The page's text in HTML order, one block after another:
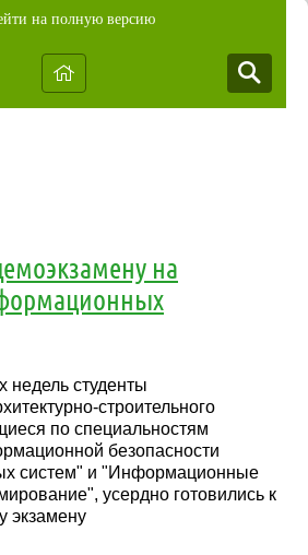
на полную версию
на
недель студенты
строительного
по специальностям
безопасности
систем" и "Информационные
усердно готовились к
экзамену